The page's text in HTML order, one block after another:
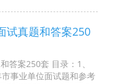
试真题和答案250
答案250套 目录：1、
事业单位面试题和参考